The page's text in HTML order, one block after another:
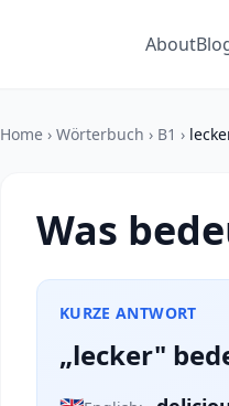
About
Home › Wörterbuch › B1 ›
Was
KURZE ANTWORT
„lecker"